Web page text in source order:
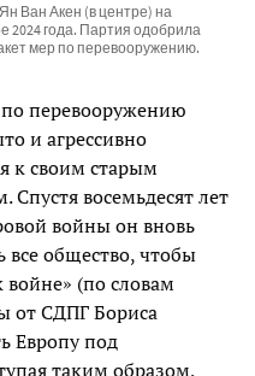
Ван Акен (в центре) на
2024 года. Партия одобрила
мер по перевооружению.
перевооружению
и агрессивно
к своим старым
восемьдесят лет
войны он вновь
все общество, чтобы
войне» (по словам
от СДПГ Бориса
Европу под
таким образом,